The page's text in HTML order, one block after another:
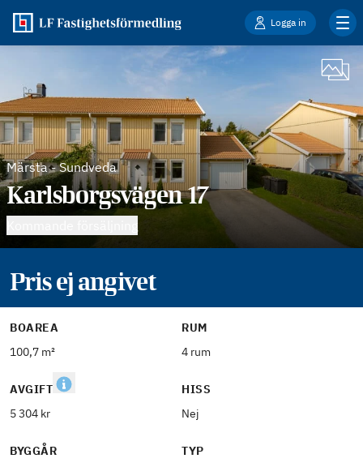
Logga in
Märsta-Sundveda
Karlsborgsvägen 17
Pris ej angivet
BOAREA
100,7 m²
RUM
4 rum
AVGIFT
5 304 kr
HISS
Nej
BYGGÅR
TYP